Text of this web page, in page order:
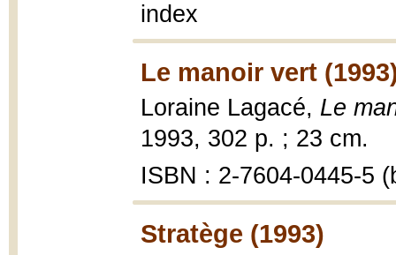
index
Le manoir vert
Loraine Lagacé, Le
1993, 302 p. ; 23 cm.
ISBN : 2-7604-0445-5
Stratège (1993)